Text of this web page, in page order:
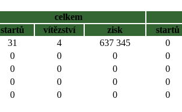
celkem
startů
vítězství zisk
startů
31 4 637 345
0
0 0 0
0
0 0 0
0
0 0 0
0
0 0 0 0